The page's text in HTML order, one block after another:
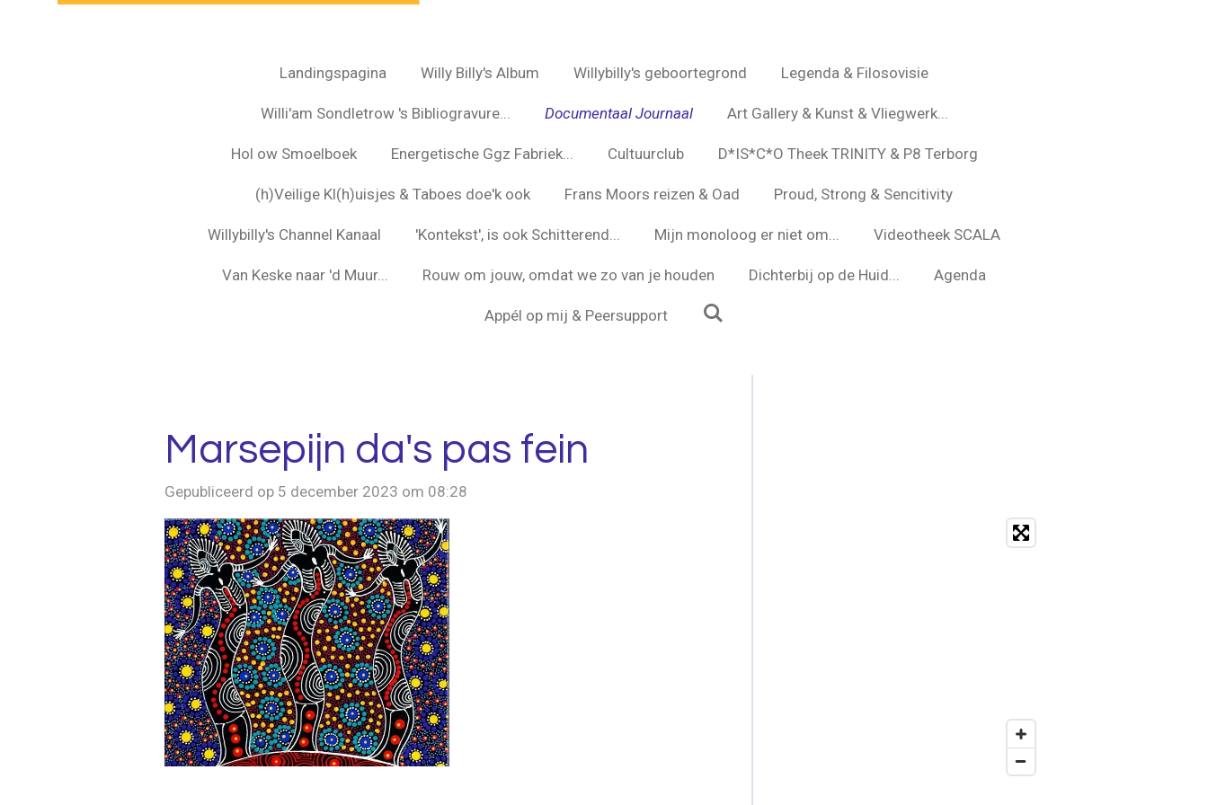
Landingspagina Willy Billy's Album Willybilly's geboortegrond Legenda & Filosovisie
Willi'am Sondletrow 's Bibliogravure... Documentaal Journaal Art Gallery & Kunst & Vliegwerk...
Hol ow Smoelboek Energetische Ggz Fabriek... Cultuurclub D*IS*C*O Theek TRINITY & P8 Terborg
(h)Veilige Kl(h)uisjes & Taboes doe'k ook Frans Moors reizen & Oad Proud, Strong & Sencitivity
Willybilly's Channel Kanaal 'Kontekst', is ook Schitterend... Mijn monoloog er niet om... Videotheek SCALA
Van Keske naar 'd Muur... Rouw om jouw, omdat we zo van je houden Dichterbij op de Huid... Agenda
Appél op mij & Peersupport
Marsepijn da's pas fein
Gepubliceerd op 5 december 2023 om 08:28